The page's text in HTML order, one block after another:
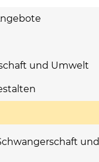
und Umwelt
und